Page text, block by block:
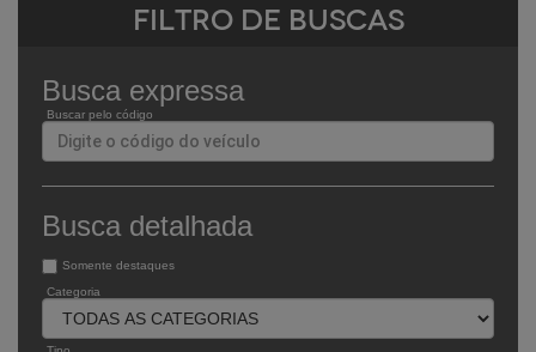
Filtro de Buscas
Busca expressa
Buscar pelo código
Busca detalhada
Somente destaques
Categoria